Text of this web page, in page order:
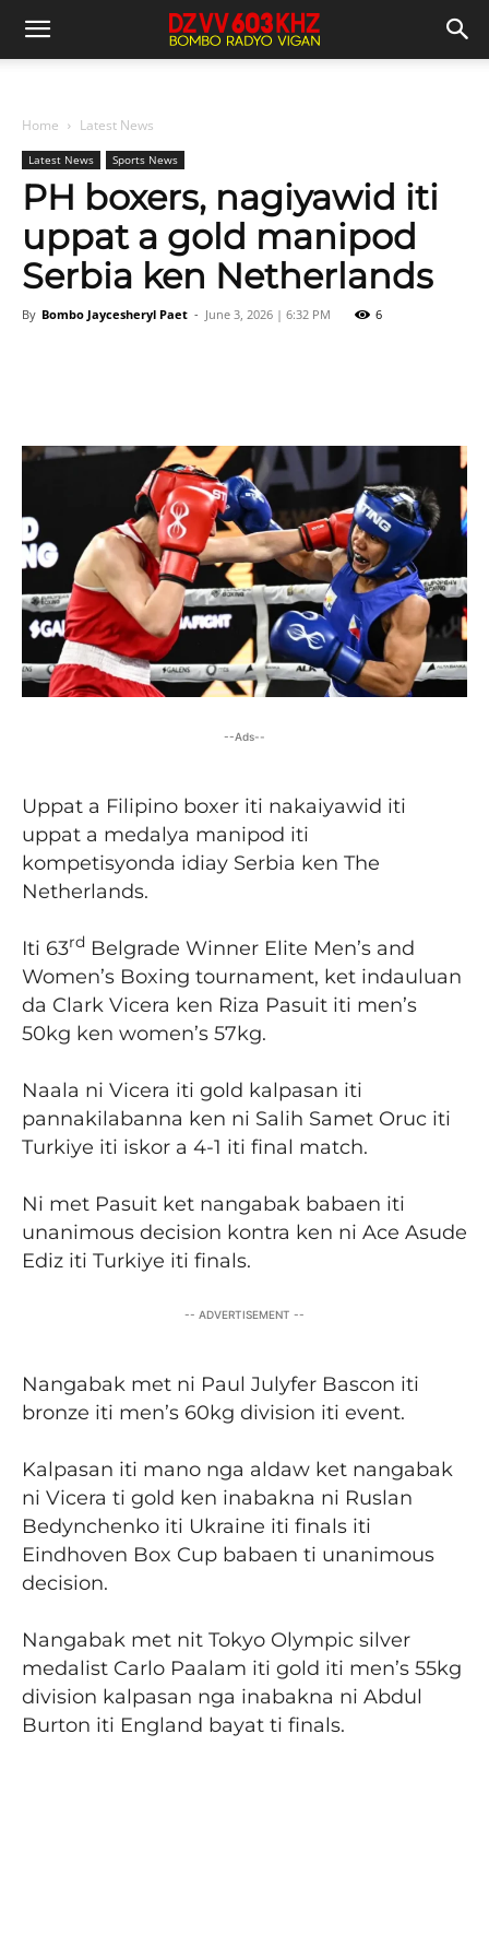
Home Latest News
Latest News Sports News
PH boxers, nagiyawid iti
uppat a gold manipod
Serbia ken Netherlands
By Bombo Jaycesheryl Paet - June 3, 2026 | 6:32 PM 6
--Ads--
Uppat a Filipino boxer iti nakaiyawid iti
uppat a medalya manipod iti
kompetisyonda idiay Serbia ken The
Netherlands.
Iti 63rd Belgrade Winner Elite Men’s and
Women’s Boxing tournament, ket indauluan
da Clark Vicera ken Riza Pasuit iti men’s
50kg ken women’s 57kg.
Naala ni Vicera iti gold kalpasan iti
pannakilabanna ken ni Salih Samet Oruc iti
Turkiye iti iskor a 4-1 iti final match.
Ni met Pasuit ket nangabak babaen iti
unanimous decision kontra ken ni Ace Asude
Ediz iti Turkiye iti finals.
-- ADVERTISEMENT --
Nangabak met ni Paul Julyfer Bascon iti
bronze iti men’s 60kg division iti event.
Kalpasan iti mano nga aldaw ket nangabak
ni Vicera ti gold ken inabakna ni Ruslan
Bedynchenko iti Ukraine iti finals iti
Eindhoven Box Cup babaen ti unanimous
decision.
Nangabak met nit Tokyo Olympic silver
medalist Carlo Paalam iti gold iti men’s 55kg
division kalpasan nga inabakna ni Abdul
Burton iti England bayat ti finals.